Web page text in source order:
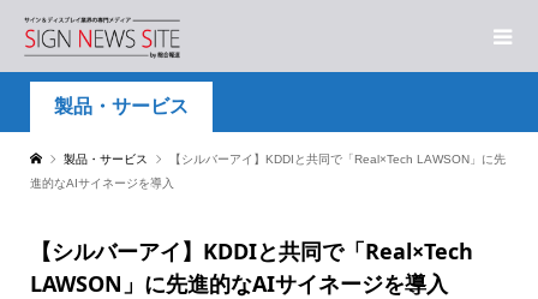
製品・サービス
製品・サービス
【シルバーアイ】KDDIと共同で「Real×Tech LAWSON」に先
進的なAIサイネージを導入
【シルバーアイ】KDDIと共同で「Real×Tech
LAWSON」に先進的なAIサイネージを導入